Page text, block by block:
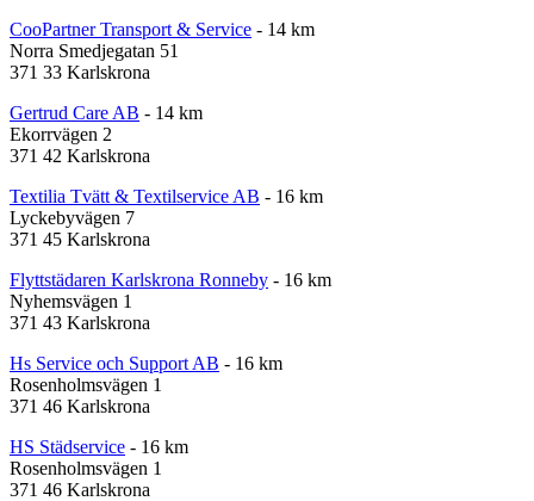
CooPartner Transport & Service - 14 km
Norra Smedjegatan 51
371 33 Karlskrona
Gertrud Care AB - 14 km
Ekorrvägen 2
371 42 Karlskrona
Textilia Tvätt & Textilservice AB - 16 km
Lyckebyvägen 7
371 45 Karlskrona
Flyttstädaren Karlskrona Ronneby - 16 km
Nyhemsvägen 1
371 43 Karlskrona
Hs Service och Support AB - 16 km
Rosenholmsvägen 1
371 46 Karlskrona
HS Städservice - 16 km
Rosenholmsvägen 1
371 46 Karlskrona